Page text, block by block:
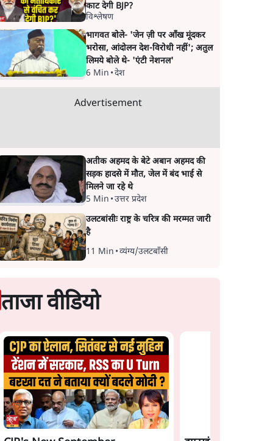
काट देगी BJP?
विश्लेषण
भागवत बोले- 'जेन ज़ी पर आँख मूंदकर
भरोसा, आंदोलन देश-विरोधी नहीं'; अतुल
लिमये बोले थे- 'एंटी नेशनल'
6 Min •देश
Advertisement
अतीक अहमद के बेटे अबान अहमद की
सड़क हादसे में मौत, जेल में बंद भाई से
मिलने जा रहे थे
5 Min •उत्तर प्रदेश
उलटबांसीः राष्ट्र के चरित्र की मरम्मत जारी
है
11 Min •व्यंग्य/उलटबाँसी
ताजा वीडियो